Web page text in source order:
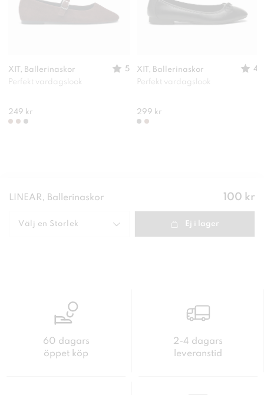
XIT, Ballerinaskor
5
Perfekt vardagslook
249 kr
XIT, Ballerinaskor
4
Perfekt vardagslook
299 kr
LINEAR, Ballerinaskor Pris:
100 kr
Välj en Storlek Ej i lager
60 dagars
öppet köp
2-4 dagars
leveranstid